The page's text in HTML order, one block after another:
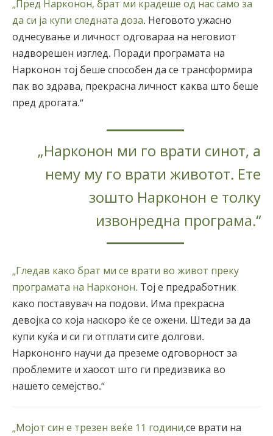
„Пред Нарконон, брат ми крадеше од нас само за
да си ја купи следната доза. Неговото ужасно
однесување и личност одговараа на неговиот
надворешен изглед. Поради програмата на
Нарконон тој беше способен да се трансформира
пак во здрава, прекрасна личност каква што беше
пред дрогата.“
„Нарконон ми го врати синот, а
нему му го врати животот. Ете
зошто Нарконон е толку
извонредна програма.“
„Гледав како брат ми се врати во живот преку
програмата на Нарконон. Тој е предработник
како поставувач на подови. Има прекрасна
девојка со која наскоро ќе се ожени. Штеди за да
купи куќа и си ги отплати сите долгови.
Наркононго научи да преземе одговорност за
проблемите и хаосот што ги предизвика во
нашето семејство.“
„Мојот син е трезен веќе 11 години,се врати на